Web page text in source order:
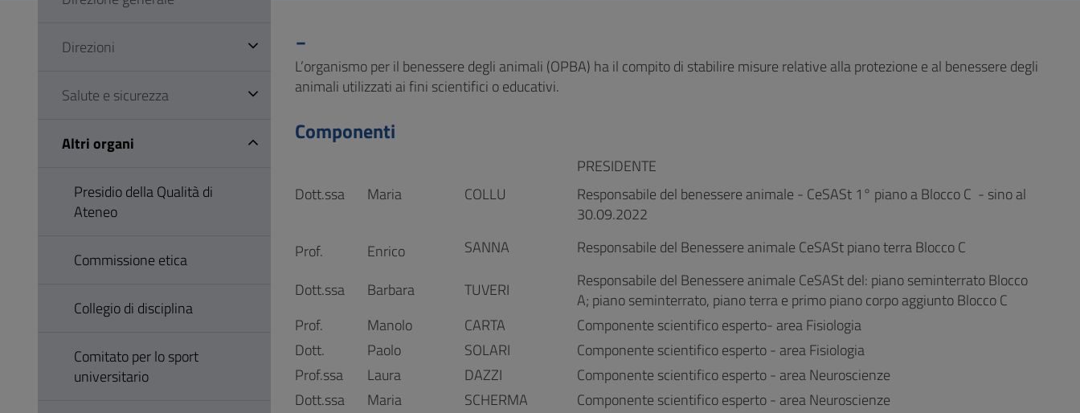
L’organismo per il benessere degli animali (OPBA) ha il compito di stabilire misure relative alla protezione e al benessere degli
animali utilizzati ai fini scientifici o educativi.
Componenti
Dott.ssa Maria COLLU
PRESIDENTE
Responsabile del benessere animale - CeSASt 1° piano a Blocco C - sino al
30.09.2022
Prof.
Enrico SANNA
Responsabile del Benessere animale CeSASt piano terra Blocco C
Dott.ssa
Barbara TUVERI
Responsabile del Benessere animale CeSASt del: piano seminterrato Blocco
A; piano seminterrato, piano terra e primo piano corpo aggiunto Blocco C
Prof.
Manolo CARTA
Componente scientifico esperto- area Fisiologia
Dott.
Paolo SOLARI
Componente scientifico esperto - area Fisiologia
Prof.ssa
Laura DAZZI
Componente scientifico esperto - area Neuroscienze
Dott.ssa
Maria SCHERMA
Componente scientifico esperto - area Neuroscienze
Direzioni
Salute e sicurezza
Altri organi
Presidio della Qualità di
Ateneo
Commissione etica
Collegio di disciplina
Comitato per lo sport
universitario